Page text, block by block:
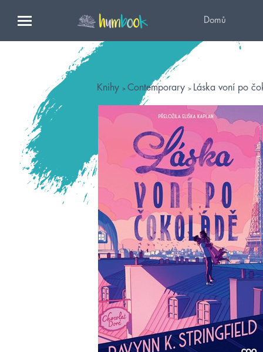
Domů
Knihy Contemporary Láska voní po